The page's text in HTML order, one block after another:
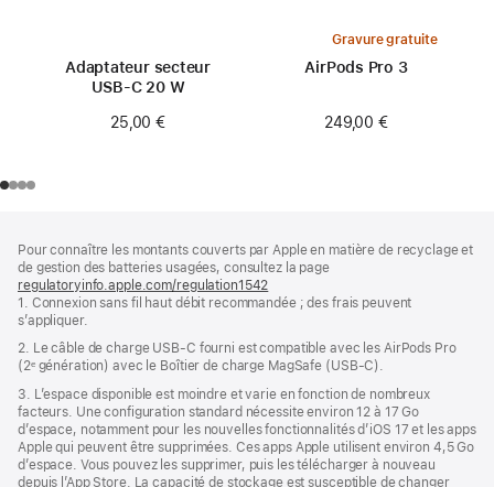
Adaptateur secteur
USB‑C 20 W
25,00 €
Gravure gratuite
AirPods Pro 3
249,00 €
de
page
de
bas
de
page
Pour connaître les montants couverts par Apple en matière de recyclage et
de gestion des batteries usagées, consultez la page
regulatoryinfo.apple.com/regulation1542
dans
fenêtre)
1. Connexion sans fil haut débit recommandée ; des frais peuvent
s’appliquer.
2. Le câble de charge USB‑C fourni est compatible avec les AirPods Pro
(2ᵉ génération) avec le Boîtier de charge MagSafe (USB‑C).
3. L’espace disponible est moindre et varie en fonction de nombreux
facteurs. Une configuration standard nécessite environ 12 à 17 Go
d’espace, notamment pour les nouvelles fonctionnalités d’iOS 17 et les apps
Apple qui peuvent être supprimées. Ces apps Apple utilisent environ 4,5 Go
d’espace. Vous pouvez les supprimer, puis les télécharger à nouveau
depuis l’App Store. La capacité de stockage est susceptible de changer